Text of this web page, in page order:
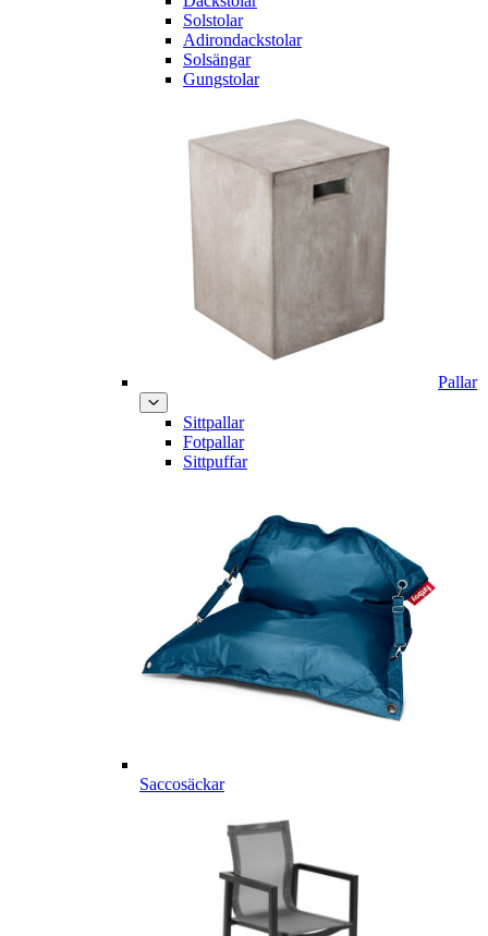
Solstolar
Adirondackstolar
Solsängar
Gungstolar
Pallar
Sittpallar
Fotpallar
Sittpuffar
Saccosäckar